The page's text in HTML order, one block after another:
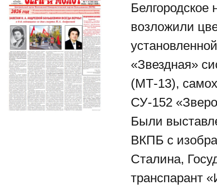
Белгородское
возложили
«Звездная»
(МТ-13),
СУ-152
Были
ВКПБ с
Сталина,
транспарант